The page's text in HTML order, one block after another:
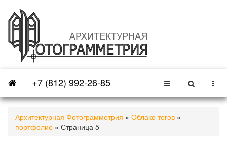
+7 (812) 992-26-85
Архитектурная Фотограмметрия » Облако тегов »
портфолио » Страница 5